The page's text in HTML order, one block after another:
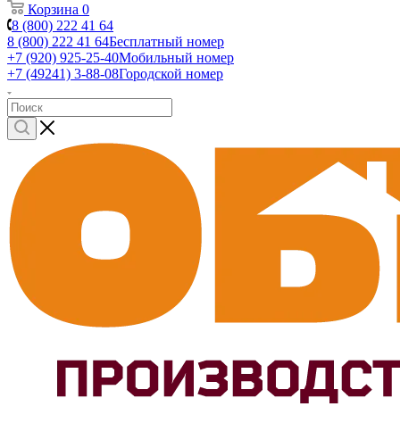
Корзина 0
8 (800) 222 41 64
8 (800) 222 41 64Бесплатный номер
+7 (920) 925-25-40Мобильный номер
+7 (49241) 3-88-08Городской номер